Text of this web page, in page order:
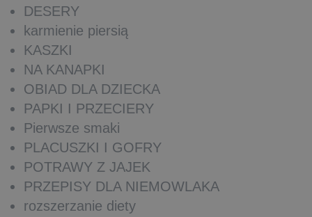
DESERY
karmienie piersią
KASZKI
NA KANAPKI
OBIAD DLA DZIECKA
PAPKI I PRZECIERY
Pierwsze smaki
PLACUSZKI I GOFRY
POTRAWY Z JAJEK
PRZEPISY DLA NIEMOWLAKA
rozszerzanie diety